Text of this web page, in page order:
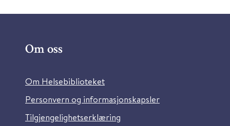
Om oss
Om Helsebiblioteket
Personvern og informasjonskapsler
Tilgjengelighetserklæring